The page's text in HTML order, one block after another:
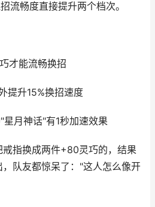
流畅度直接提升两个档次。
才能流畅换招
提升15%换招速度
月神话"有1秒加速效果
指换成两件+80灵巧的，结果
队友都惊呆了："这人怎么像开